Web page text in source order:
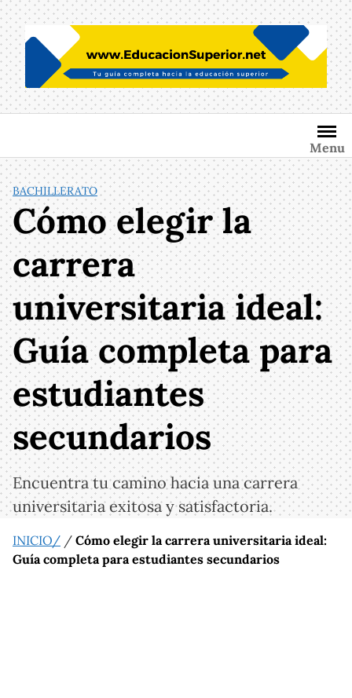
Saltar
al
contenido
Menu
BACHILLERATO
Cómo elegir la
carrera
universitaria ideal:
Guía completa para
estudiantes
secundarios
Encuentra tu camino hacia una carrera
universitaria exitosa y satisfactoria.
INICIO/ / Cómo elegir la carrera universitaria ideal:
Guía completa para estudiantes secundarios